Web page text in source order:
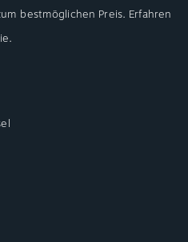
bestmöglichen Preis. Erfahren